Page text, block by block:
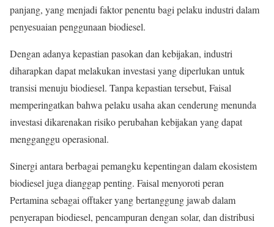
panjang, yang menjadi faktor penentu bagi pelaku industri dalam
penyesuaian penggunaan biodiesel.
Dengan adanya kepastian pasokan dan kebijakan, industri
diharapkan dapat melakukan investasi yang diperlukan untuk
transisi menuju biodiesel. Tanpa kepastian tersebut, Faisal
memperingatkan bahwa pelaku usaha akan cenderung menunda
investasi dikarenakan risiko perubahan kebijakan yang dapat
mengganggu operasional.
Sinergi antara berbagai pemangku kepentingan dalam ekosistem
biodiesel juga dianggap penting. Faisal menyoroti peran
Pertamina sebagai offtaker yang bertanggung jawab dalam
penyerapan biodiesel, pencampuran dengan solar, dan distribusi